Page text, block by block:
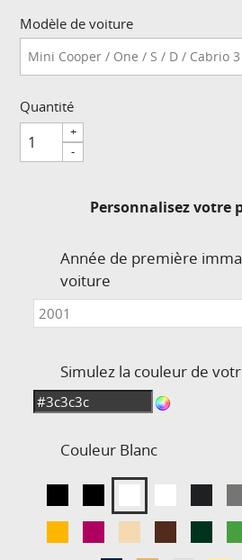
Modèle de voiture
Quantité
+
-
Personnalisez votre
Année de première
voiture
Simulez la couleur de
Couleur Blanc